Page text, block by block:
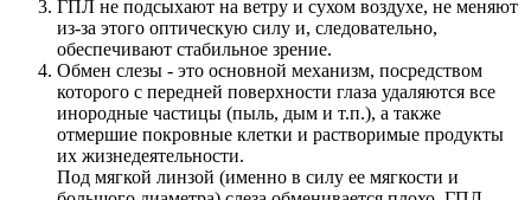
ГПЛ не подсыхают на ветру и сухом воздухе, не меняют
из-за этого оптическую силу и, следовательно,
обеспечивают стабильное зрение.
Обмен слезы - это основной механизм, посредством
которого с передней поверхности глаза удаляются все
инородные частицы (пыль, дым и т.п.), а также
отмершие покровные клетки и растворимые продукты
их жизнедеятельности.
Под мягкой линзой (именно в силу ее мягкости и